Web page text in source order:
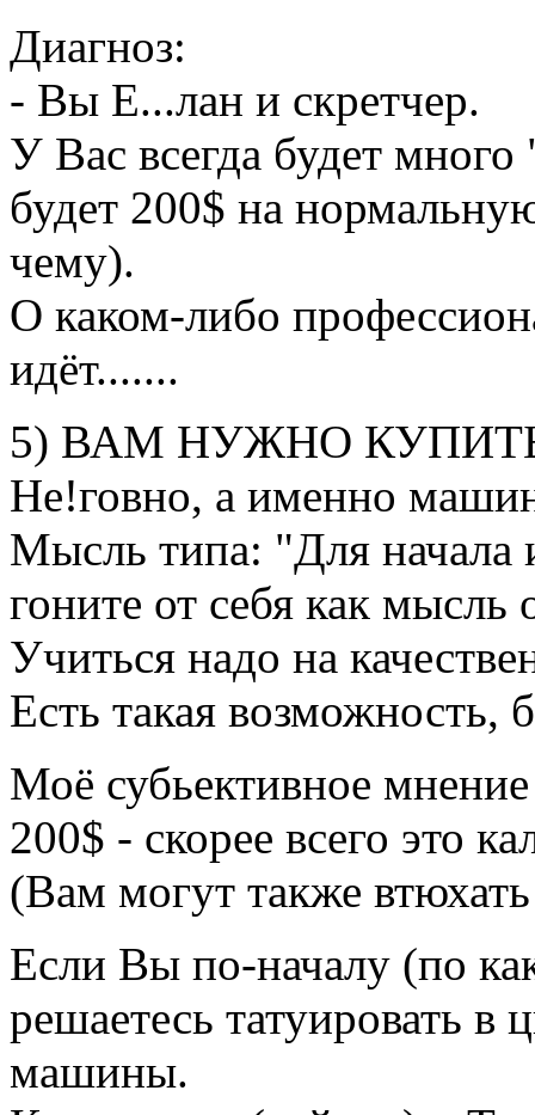
Диагноз:
- Вы Е...лан и скретчер.
У Вас всегда будет
будет 200$ на
чему).
О каком-либо
идёт.......
5) ВАМ НУЖНО
Не!говно, а именно
Мысль типа: "Для начала
гоните от себя как мысль
Учиться надо на
Есть такая возможность,
Моё субьективное
200$ - скорее всего это
(Вам могут также
Если Вы по-началу (по
решаетесь татуировать
машины.